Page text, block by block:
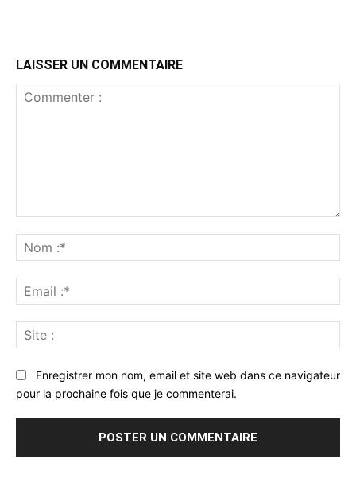
LAISSER UN COMMENTAIRE
:*
:*
:
Enregistrer mon nom, email et site web dans ce navigateur
pour la prochaine fois que je commenterai.